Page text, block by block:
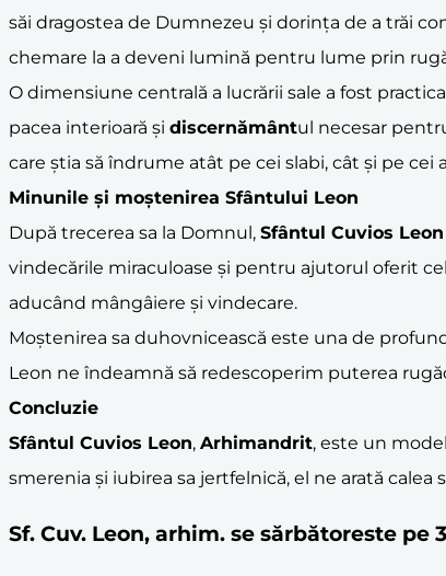
săi dragostea de Dumnezeu și dorința de a trăi
chemare la a deveni lumină pentru lume prin
O dimensiune centrală a lucrării sale a fost
pacea interioară și discernământul necesar
care știa să îndrume atât pe cei slabi, cât și pe cei
Minunile și moștenirea Sfântului Leon
După trecerea sa la Domnul, Sfântul Cuvios Leon
vindecările miraculoase și pentru ajutorul oferit
aducând mângâiere și vindecare.
Moștenirea sa duhovnicească este una de
Leon ne îndeamnă să redescoperim puterea
Concluzie
Sfântul Cuvios Leon, Arhimandrit, este un
smerenia și iubirea sa jertfelnică, el ne arată
Sf. Cuv. Leon, arhim. se sărbătoreste pe